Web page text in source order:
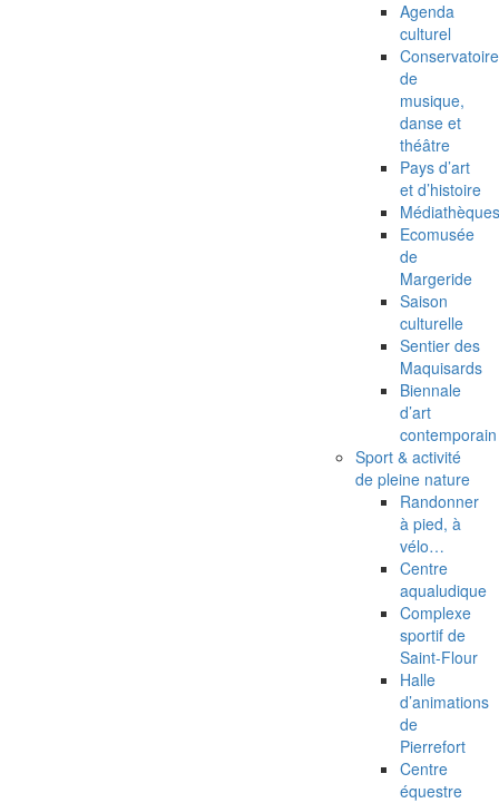
Agenda
culturel
Conservatoire
de
musique,
danse et
théâtre
Pays d’art
et d’histoire
Médiathèques
Ecomusée
de
Margeride
Saison
culturelle
Sentier des
Maquisards
Biennale
d’art
contemporain
Sport & activité
de pleine nature
Randonner
à pied, à
vélo…
Centre
aqualudique
Complexe
sportif de
Saint-Flour
Halle
d’animations
de
Pierrefort
Centre
équestre